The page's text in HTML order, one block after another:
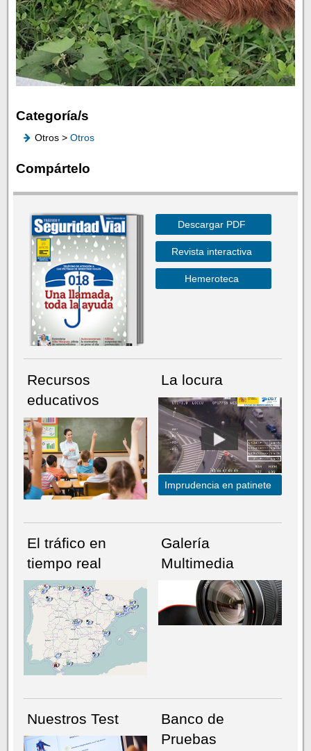
Categoría/s
Otros > Otros
Compártelo
NÚMERO ACTUALHEMEROTECA
Descargar PDF
Revista interactiva
Hemeroteca
Recursos
educativos
La locura
Imprudencia en patinete
El tráfico en
tiempo real
Galería
Multimedia
Nuestros Test
Banco de
Pruebas